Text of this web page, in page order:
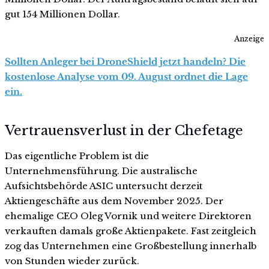
gut 154 Millionen Dollar.
Anzeige
Sollten Anleger bei DroneShield jetzt handeln? Die
kostenlose Analyse vom 09. August ordnet die Lage
ein.
Vertrauensverlust in der Chefetage
Das eigentliche Problem ist die
Unternehmensführung. Die australische
Aufsichtsbehörde ASIC untersucht derzeit
Aktiengeschäfte aus dem November 2025. Der
ehemalige CEO Oleg Vornik und weitere Direktoren
verkauften damals große Aktienpakete. Fast zeitgleich
zog das Unternehmen eine Großbestellung innerhalb
von Stunden wieder zurück.